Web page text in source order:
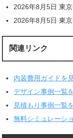
2026年8月5日 東
2026年8月5日 東
関連リンク
内装費用ガイドを
デザイン事例一覧
見積もり事例一覧
無料シミュレーシ